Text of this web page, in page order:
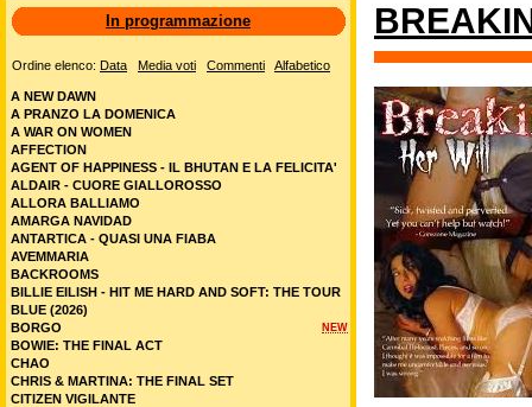
In programmazione
Ordine elenco: Data Media voti Commenti Alfabetico
A NEW DAWN
A PRANZO LA DOMENICA
A WAR ON WOMEN
AFFECTION
AGENT OF HAPPINESS - IL BHUTAN E LA FELICITA'
ALDAIR - CUORE GIALLOROSSO
ALLORA BALLIAMO
AMARGA NAVIDAD
ANTARTICA - QUASI UNA FIABA
AVEMMARIA
BACKROOMS
BILLIE EILISH - HIT ME HARD AND SOFT: THE TOUR
BLUE (2026)
NEW
BORGO
BOWIE: THE FINAL ACT
CHAO
CHRIS & MARTINA: THE FINAL SET
CITIZEN VIGILANTE